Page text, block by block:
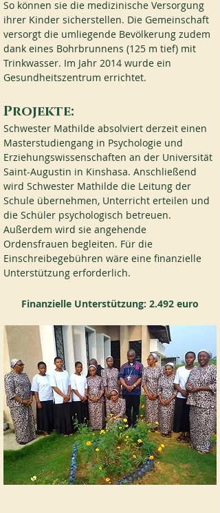
So können sie die medizinische Versorgung
ihrer Kinder sicherstellen. Die Gemeinschaft
versorgt die umliegende Bevölkerung zudem
dank eines Bohrbrunnens (125 m tief) mit
Trinkwasser. Im Jahr 2014 wurde ein
Gesundheitszentrum errichtet.
Projekte:
Schwester Mathilde absolviert derzeit einen
Masterstudiengang in Psychologie und
Erziehungswissenschaften an der Universität
Saint-Augustin in Kinshasa. Anschließend
wird Schwester Mathilde die Leitung der
Schule übernehmen, Unterricht erteilen und
die Schüler psychologisch betreuen.
Außerdem wird sie angehende
Ordensfrauen begleiten. Für die
Einschreibegebühren wäre eine finanzielle
Unterstützung erforderlich.
Finanzielle Unterstützung: 2.492 euro